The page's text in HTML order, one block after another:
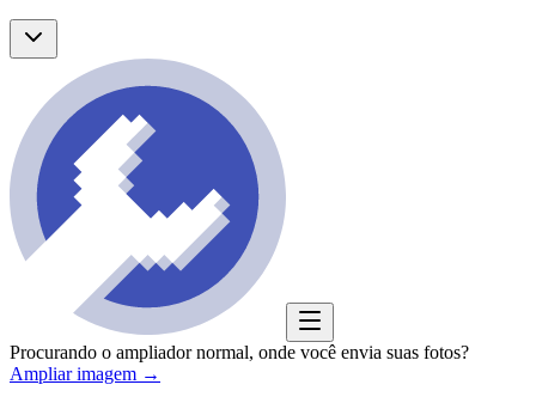
Procurando o ampliador normal, onde você envia suas fotos?
Ampliar imagem →